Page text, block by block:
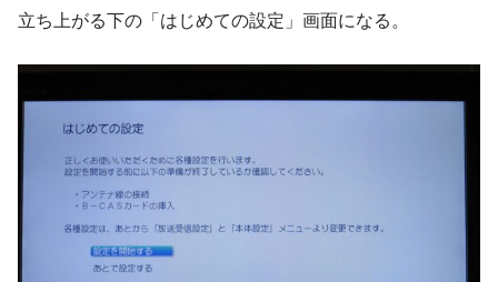
立ち上がる下の「はじめての設定」画面になる。